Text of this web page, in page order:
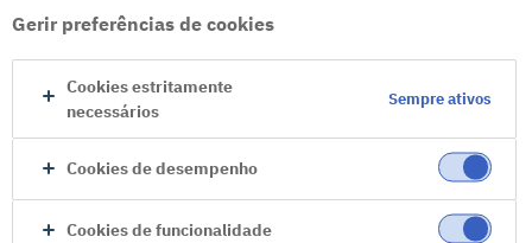
Ir para a página inicial
Gerir preferências de cookies
Cookies estritamente
necessários
Sempre ativos
Cookies de desempenho
Cookies de funcionalidade